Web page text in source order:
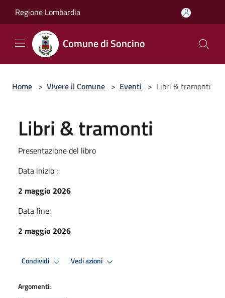
Regione Lombardia
Comune di Soncino
Home > Vivere il Comune > Eventi > Libri & tramonti
Libri & tramonti
Presentazione del libro
Data inizio :
2 maggio 2026
Data fine:
2 maggio 2026
Condividi Vedi azioni
Argomenti: